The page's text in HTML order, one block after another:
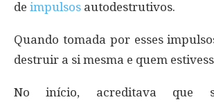
de impulsos autodestrutivos.
Quando tomada por esses
destruir a si mesma e quem
No início, acreditava que